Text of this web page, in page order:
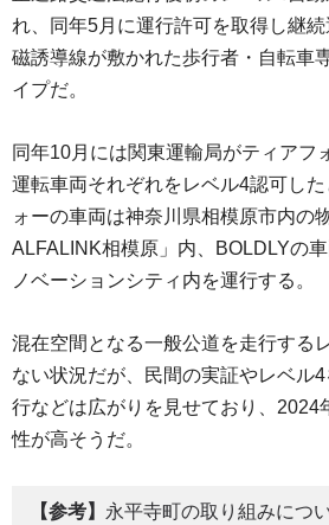
れ、同年5月に運行許可を取得し継
磁誘導線が敷かれた歩行者・自転車
イプだ。
同年10月には関東運輸局がティアフ
運転車両それぞれをレベル4認可し
ォーの車両は神奈川県相模原市内の
ALFALINK相模原」内、BOLDLYの
ノベーションシティ内を運行する。
混在空間となる一般公道を走行する
ない状況だが、民間の実証やレベル
行などは広がりを見せており、2024
性が高そうだ。
【参考】 永平寺町の取り組みにつ